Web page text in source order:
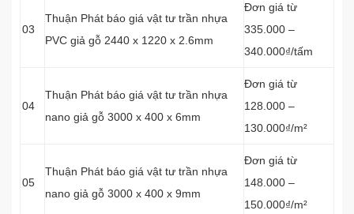
03
Thuận Phát báo giá vật tư trần nhựa
PVC giả gỗ 2440 x 1220 x 2.6mm
Đơn giá từ
335.000 –
340.000₫/tấm
04
Thuận Phát báo giá vật tư trần nhựa
nano giả gỗ 3000 x 400 x 6mm
Đơn giá từ
128.000 –
130.000₫/m²
05
Thuận Phát báo giá vật tư trần nhựa
nano giả gỗ 3000 x 400 x 9mm
Đơn giá từ
148.000 –
150.000₫/m²